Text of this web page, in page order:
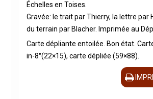
Échelles en Toises.
Gravée: le trait par Thierry, la lettre par
du terrain par Blacher. Imprimée au
Carte dépliante entoilée. Bon état.
in-8°(22×15), carte dépliée (59×88).